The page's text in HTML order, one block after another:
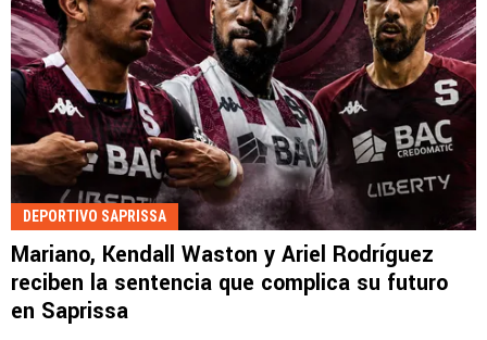
DEPORTIVO SAPRISSA
Mariano, Kendall Waston y Ariel Rodríguez
reciben la sentencia que complica su futuro
en Saprissa